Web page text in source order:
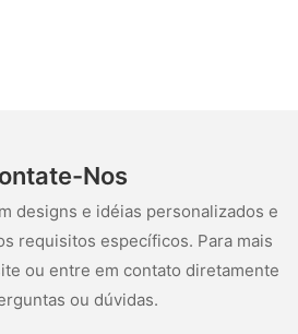
Nos
designs e idéias personalizados e
requisitos específicos. Para mais
ou entre em contato diretamente
ou dúvidas.